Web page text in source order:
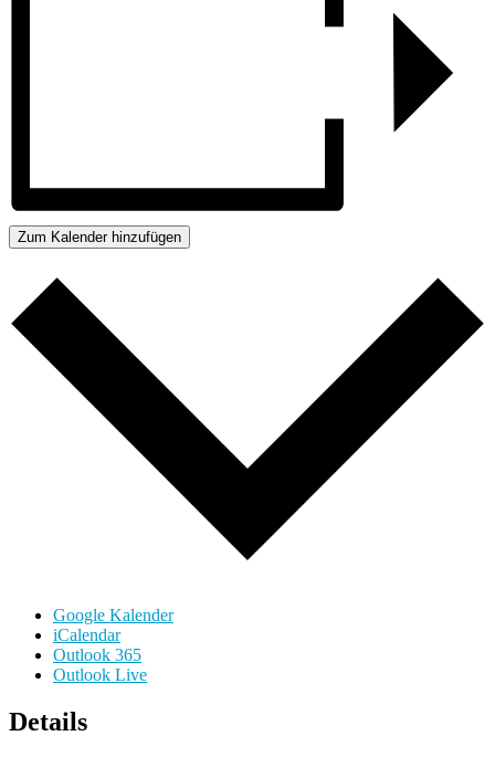
Zum Kalender hinzufügen
Google Kalender
iCalendar
Outlook 365
Outlook Live
Details